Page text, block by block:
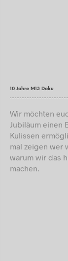
10 Jahre M13 Doku
Wir möchten
Jubiläum einen
Kulissen
mal zeigen wer
warum wir das
machen.